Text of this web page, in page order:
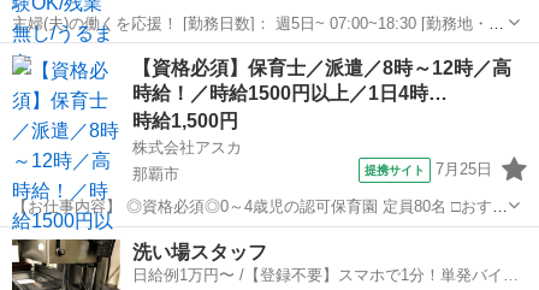
主婦(夫)の働くを応援！ [勤務日数]： 週5日~ 07:00~18:30 [勤務地・最
寄駅]： 沖縄県島尻郡南風原町本部434-44 非公開 徳重駅自動車13分
[職種名]：保育士・認可保育園・土日休み [求人概...
沖縄 保育士
【資格必須】保育士／派遣／8時～12時／高
時給！／時給1500円以上／1日4時…
時給1,500円
株式会社アスカ
那覇市
提携サイト 7月25日
【お仕事内容】 ◎資格必須◎0～4歳児の認可保育園 定員80名 □おすす
めポイント□ ・高時給：1500円以上！ ・8時～12時の午前中の勤務
（お子さんの送迎などご相談できます。） ・お休みの取りやすさ （急
なお休...
沖縄 那覇市 保育士
洗い場スタッフ
日給例1万円〜 /【登録不要】スマホで1分！単発バイト